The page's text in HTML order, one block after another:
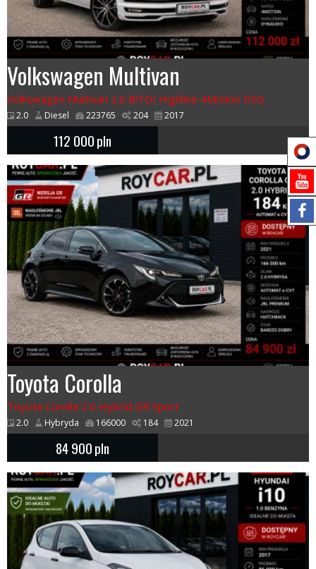
Volkswagen Multivan
Volkswagen Multivan 2.0 BiTDI Highline 4Motion DSG
2.0 Diesel 223765 204 2017
112 000pln
Toyota Corolla
Toyota Corolla 2.0 Hybrid GR Sport
2.0 Hybryda 166000 184 2021
84 900pln